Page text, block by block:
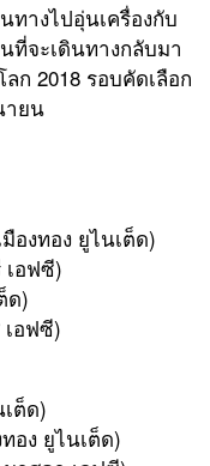
างไปอุ่นเครื่องกับ
จะเดินทางกลับมา
ก 2018 รอบคัดเลือก
ายน
องทอง ยูไนเต็ด)
อฟซี)
ด)
อฟซี)
ต็ด)
อง ยูไนเต็ด)